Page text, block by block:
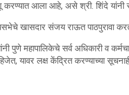
करण्यात आला आहे, असे श्री. शिंदे
खासदार संजय राऊत पाठपुरावा
पुणे महापालिकेचे सर्व अधिकारी व
यावर लक्ष केंद्रित करण्याच्या